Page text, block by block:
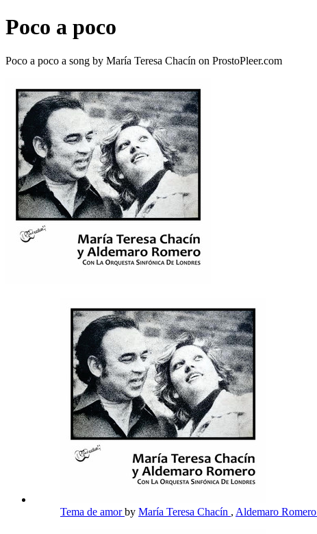
Poco a poco
Poco a poco a song by María Teresa Chacín on ProstoPleer.com
Tema de amorby María Teresa Chacín , Aldemaro Romero